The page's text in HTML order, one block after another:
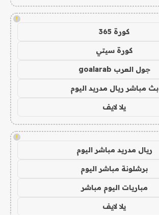
!
كورة 365
كورة سيتي
جول العرب goalarab
بث مباشر ريال مدريد اليوم
يلا لايف
!
ريال مدريد مباشر اليوم
برشلونة مباشر اليوم
مباريات اليوم مباشر
يلا لايف